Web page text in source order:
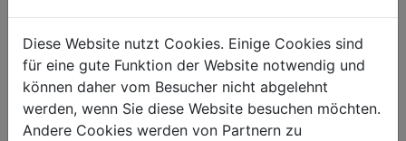
EAN code
9120039906034
Diese Website nutzt Cookies. Einige Cookies sind
für eine gute Funktion der Website notwendig und
können daher vom Besucher nicht abgelehnt
werden, wenn Sie diese Website besuchen möchten.
Andere Cookies werden von Partnern zu